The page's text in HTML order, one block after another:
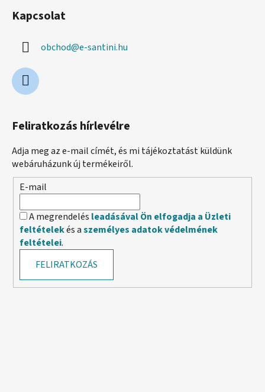
Kapcsolat
obchod@e-santini.hu
Feliratkozás hírlevélre
Adja meg az e-mail címét, és mi tájékoztatást küldünk
webáruházunk új termékeiről.
E-mail
A megrendelés leadásával Ön elfogadja a Üzleti
feltételekés aszemélyes adatok védelmének
feltételei.
FELIRATKOZÁS